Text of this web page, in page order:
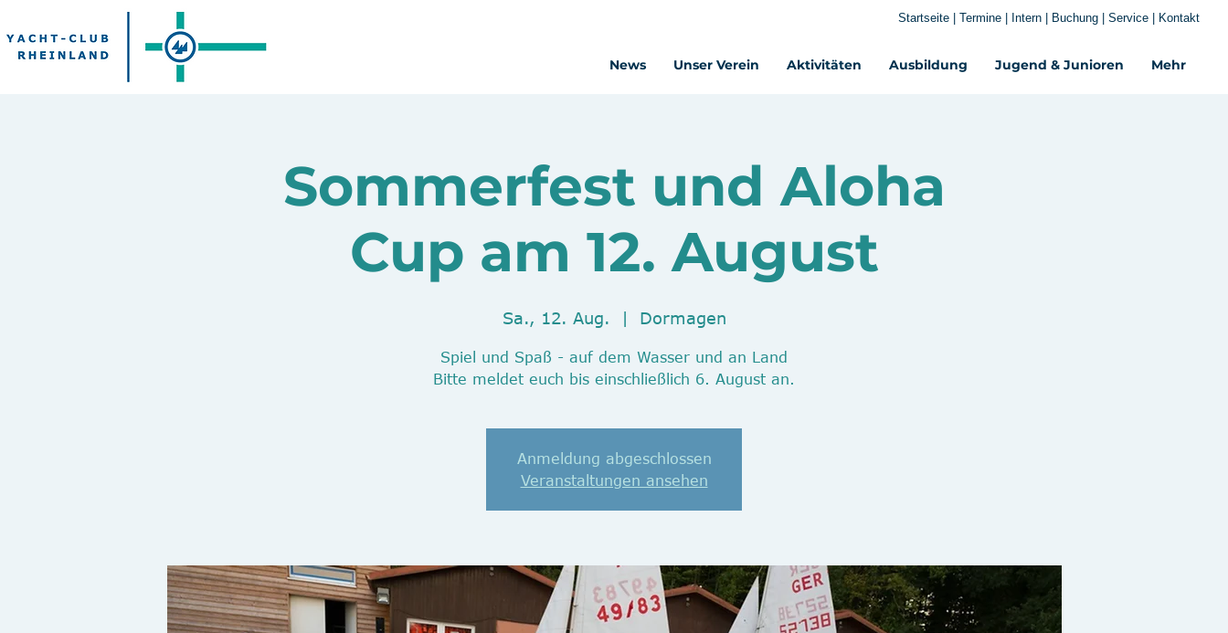
News Unser Verein Aktivitäten Ausbildung Jugend & Junioren Mehr‎
Startseite Termine Intern Buchung Service Kontakt
Sommerfest und Aloha
Cup am 12. August
Sa., 12. Aug.
  |
Dormagen
Spiel und Spaß - auf dem Wasser und an Land
Bitte meldet euch bis einschließlich 6. August an.
Anmeldung abgeschlossen
Veranstaltungen ansehen